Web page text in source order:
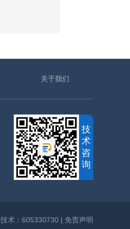
关于我们
技
术
咨
询
技术：605330730 | 免责声明